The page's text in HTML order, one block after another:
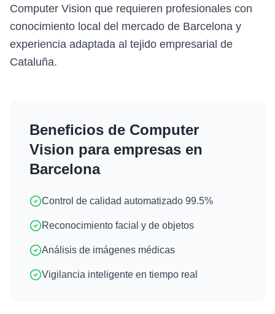
Computer Vision que requieren profesionales con
conocimiento local del mercado de Barcelona y
experiencia adaptada al tejido empresarial de
Cataluña.
Beneficios de Computer
Vision para empresas en
Barcelona
Control de calidad automatizado 99.5%
Reconocimiento facial y de objetos
Análisis de imágenes médicas
Vigilancia inteligente en tiempo real